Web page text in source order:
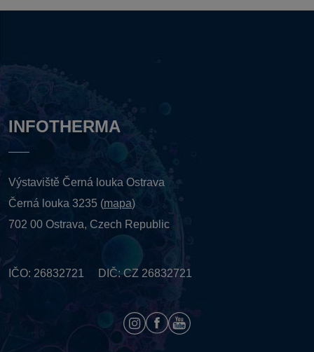
INFOTHERMA
Výstaviště Černá louka Ostrava
Černá louka 3235 (mapa)
702 00 Ostrava, Czech Republic
IČO: 26832721 DIČ: CZ 26832721